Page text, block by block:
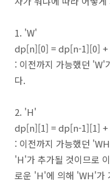
1. 'W'
dp[n][0] = dp[n-1][0] +
: 이전까지 가능했던 'W'
다.
2. 'H'
dp[n][1] = dp[n-1][1]
: 이전까지 가능했던
'H'가 추가될 것이므로
로운 'H'에 의해 'WH'가